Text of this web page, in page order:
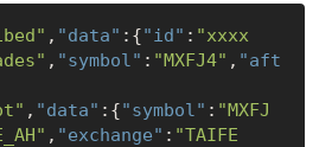
, "data" :{"id" : "xxxx
, "symbol" : "MXFJ4" , "aft
, "data" :{"symbol" : "MXFJ
, "exchange" : "TAIFE